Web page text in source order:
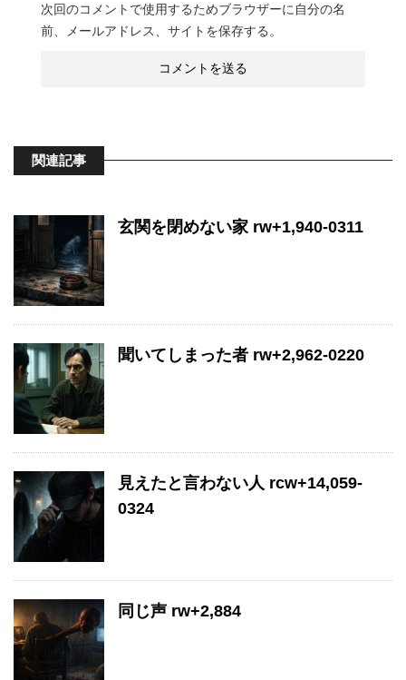
次回のコメントで使用するためブラウザーに自分の名
前、メールアドレス、サイトを保存する。
関連記事
玄関を閉めない家 rw+1,940-0311
聞いてしまった者 rw+2,962-0220
見えたと言わない人 rcw+14,059-
0324
同じ声 rw+2,884